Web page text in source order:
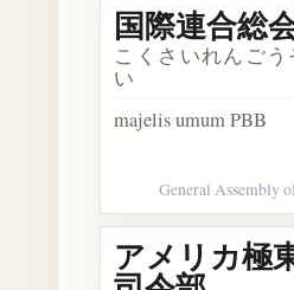
国際連合総
こくさいれんごう
い
majelis umum PBB
General Assembly
アメリカ極